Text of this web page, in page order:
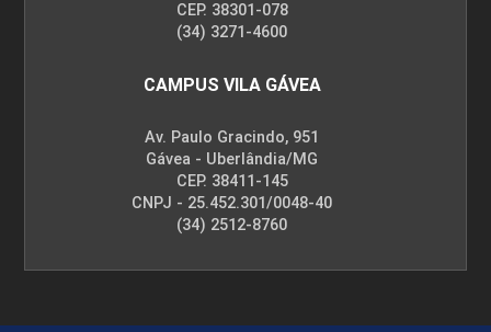
CEP. 38301-078
(34) 3271-4600
CAMPUS VILA GÁVEA
Av. Paulo Gracindo, 951
Gávea - Uberlândia/MG
CEP. 38411-145
CNPJ - 25.452.301/0048-40
(34) 2512-8760